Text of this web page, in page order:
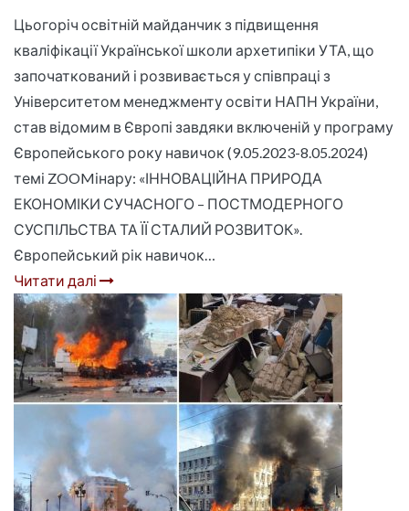
Цьогоріч освітній майданчик з підвищення
кваліфікації Української школи архетипіки УТА, що
започаткований і розвивається у співпраці з
Університетом менеджменту освіти НАПН України,
став відомим в Європі завдяки включеній у програму
Європейського року навичок (9.05.2023-8.05.2024)
темі ZOOMінару: «ІННОВАЦІЙНА ПРИРОДА
ЕКОНОМІКИ СУЧАСНОГО – ПОСТМОДЕРНОГО
СУСПІЛЬСТВА ТА ЇЇ СТАЛИЙ РОЗВИТОК».
Європейський рік навичок…
Читати далі